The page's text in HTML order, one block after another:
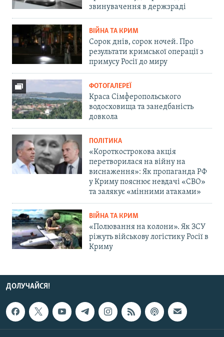
звинувачення в держзраді
ВІЙНА ТА КРИМ
Сорок днів, сорок ночей. Про
результати кримської операції з
примусу Росії до миру
ФОТОГАЛЕРЕЇ
Краса Сімферопольського
водосховища та занедбаність
довкола
ПОЛІТИКА
«Короткострокова акція
перетворилася на війну на
виснаження»: Як пропаганда РФ
у Криму пояснює невдачі «СВО»
та залякує «мінними атаками»
ВІЙНА ТА КРИМ
«Полювання на колони». Як ЗСУ
ріжуть військову логістику Росії в
Криму
ДОЛУЧАЙСЯ!